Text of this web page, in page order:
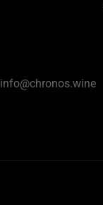
info@chronos.wine